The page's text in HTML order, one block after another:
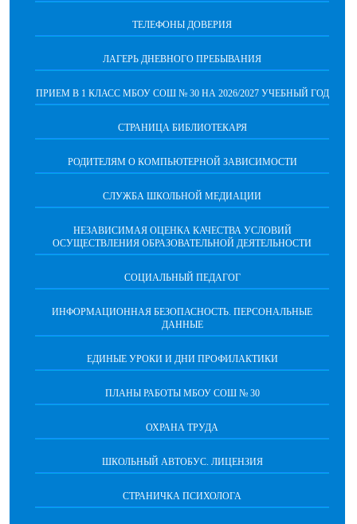
ТЕЛЕФОНЫ ДОВЕРИЯ
ЛАГЕРЬ ДНЕВНОГО ПРЕБЫВАНИЯ
ПРИЕМ В 1 КЛАСС МБОУ СОШ № 30 НА 2026/2027 УЧЕБНЫЙ ГОД
СТРАНИЦА БИБЛИОТЕКАРЯ
РОДИТЕЛЯМ О КОМПЬЮТЕРНОЙ ЗАВИСИМОСТИ
СЛУЖБА ШКОЛЬНОЙ МЕДИАЦИИ
НЕЗАВИСИМАЯ ОЦЕНКА КАЧЕСТВА УСЛОВИЙ
ОСУЩЕСТВЛЕНИЯ ОБРАЗОВАТЕЛЬНОЙ ДЕЯТЕЛЬНОСТИ
СОЦИАЛЬНЫЙ ПЕДАГОГ
ИНФОРМАЦИОННАЯ БЕЗОПАСНОСТЬ. ПЕРСОНАЛЬНЫЕ
ДАННЫЕ
ЕДИНЫЕ УРОКИ И ДНИ ПРОФИЛАКТИКИ
ПЛАНЫ РАБОТЫ МБОУ СОШ № 30
ОХРАНА ТРУДА
ШКОЛЬНЫЙ АВТОБУС. ЛИЦЕНЗИЯ
СТРАНИЧКА ПСИХОЛОГА